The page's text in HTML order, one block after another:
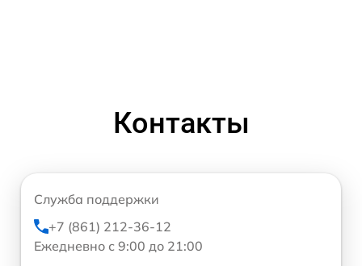
Контакты
Служба поддержки
+7 (861) 212-36-12
Ежедневно с 9:00 до 21:00